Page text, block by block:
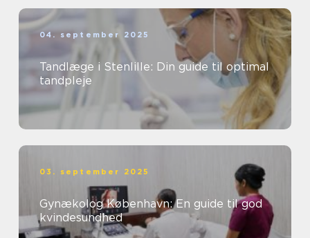
04. september 2025
Tandlæge i Stenlille: Din guide til optimal
tandpleje
03. september 2025
Gynækolog København: En guide til god
kvindesundhed